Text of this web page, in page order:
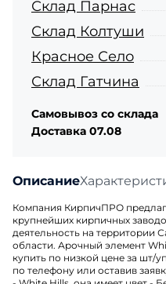
Описание
Компания КирпичПРО
крупнейших кирпичных
деятельность на территории
области. Арочный элемент
купить по низкой цене за шт/
по телефону или оставив
Склад Парнас
Склад Колтуши
Красное Село
Склад Гатчина
Самовывоз со склада
Доставка 07.08